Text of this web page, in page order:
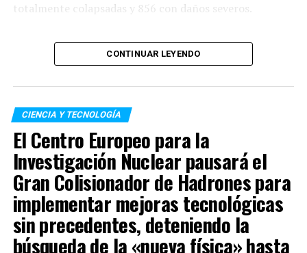
desenlace podría redefinir el equilibrio político,
económico y militar en una de las regiones más sensibles
del planeta.
TEMAS RELACIONADOS:
SIGUENTE
Archivos Epstein: quién es el empresario argentino
mencionado en documentos del caso que sacude a
Estados Unidos
ANTERIOR
totalmente colapsadas y 856 con daños severos.
“A un mes de los
terremotos que afectaron
al país, honramos la
memoria de las víctimas.
Nuestro eterno
agradecimiento a
rescatistas nacionales,
internacionales y
voluntarios por su valiosa
CONTINUAR LEYENDO
CIENCIA Y TECNOLOGÍA
El Centro Europeo para la
Investigación Nuclear pausará el
Gran Colisionador de Hadrones para
implementar mejoras tecnológicas
sin precedentes, deteniendo la
búsqueda de la «nueva física» hasta